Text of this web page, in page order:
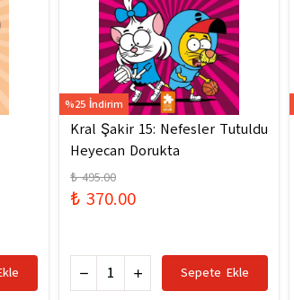
%25 İndirim
Kral Şakir 15: Nefesler Tutuldu
Heyecan Dorukta
₺ 495.00
₺ 370.00
Sepete Ekle